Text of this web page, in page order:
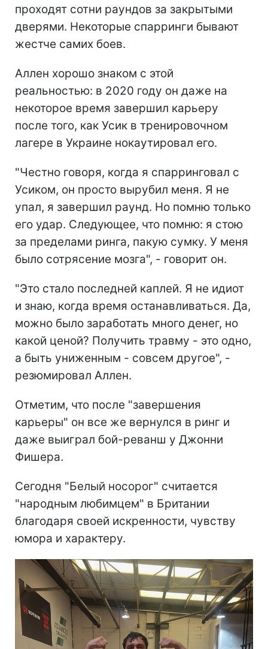
проходят сотни раундов за закрытыми
дверями. Некоторые спарринги бывают
жестче самих боев.
Аллен хорошо знаком с этой
реальностью: в 2020 году он даже на
некоторое время завершил карьеру
после того, как Усик в тренировочном
лагере в Украине нокаутировал его.
"Честно говоря, когда я спарринговал с
Усиком, он просто вырубил меня. Я не
упал, я завершил раунд. Но помню только
его удар. Следующее, что помню: я стою
за пределами ринга, пакую сумку. У меня
было сотрясение мозга", - говорит он.
"Это стало последней каплей. Я не идиот
и знаю, когда время останавливаться. Да,
можно было заработать много денег, но
какой ценой? Получить травму - это одно,
а быть униженным - совсем другое", -
резюмировал Аллен.
Отметим, что после "завершения
карьеры" он все же вернулся в ринг и
даже выиграл бой-реванш у Джонни
Фишера.
Сегодня "Белый носорог" считается
"народным любимцем" в Британии
благодаря своей искренности, чувству
юмора и характеру.